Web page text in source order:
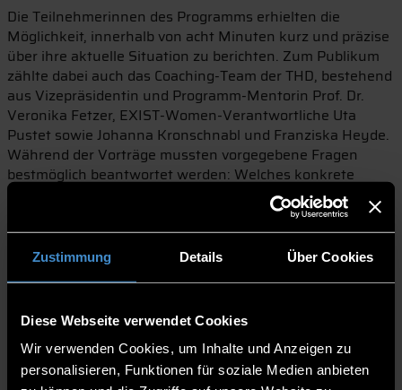
Zustimmung Details Über Cookies
Diese Webseite verwendet Cookies
Wir verwenden Cookies, um Inhalte und Anzeigen zu
personalisieren, Funktionen für soziale Medien anbieten
Die Teilnehmerinnen des Programms erhielten die
Möglichkeit, innerhalb von acht Minuten kurz und präzise
über ihre aktuelle Situation zu berichten. Zum Publikum
zählte dabei auch das Coaching-Team der THD, bestehend
aus Vizepräsidentin und Programm-Mentorin Prof. Dr.
Veronika Fetzer, EXIST-Women-Verantwortliche Uta
Pustet sowie Johanna Kronschnabl und Franziska Heyde.
Während der Vorträge mussten vorgegebene Fragen
bestmöglich beantwortet werden: Welches konkrete
Problem löst die Geschäftsidee und wer ist dabei die
Zielgruppe? Wie steht es um mögliche Mitbewerber auf
dem Markt? Was macht die Geschäftsidee einzigartig und
langfristig wirtschaftlich? Zudem gaben die angehenden
konnten die übrigen Teilnehmerinnen und Coaches fünf
Minuten lang Rückfragen stellen oder Feedback geben.
Insgesamt wurden sieben verschiedene Geschäftsideen
vorgestellt: von der Compliance-Orchestrierung KI-